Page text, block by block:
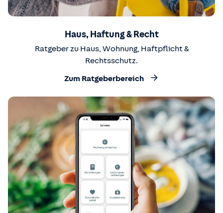
Haus, Haftung & Recht
Ratgeber zu Haus, Wohnung, Haftpflicht &
Rechtsschutz.
Zum Ratgeberbereich